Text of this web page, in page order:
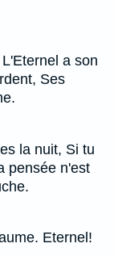
a son
Ses
la nuit, Si tu
pensée n'est
Eternel!